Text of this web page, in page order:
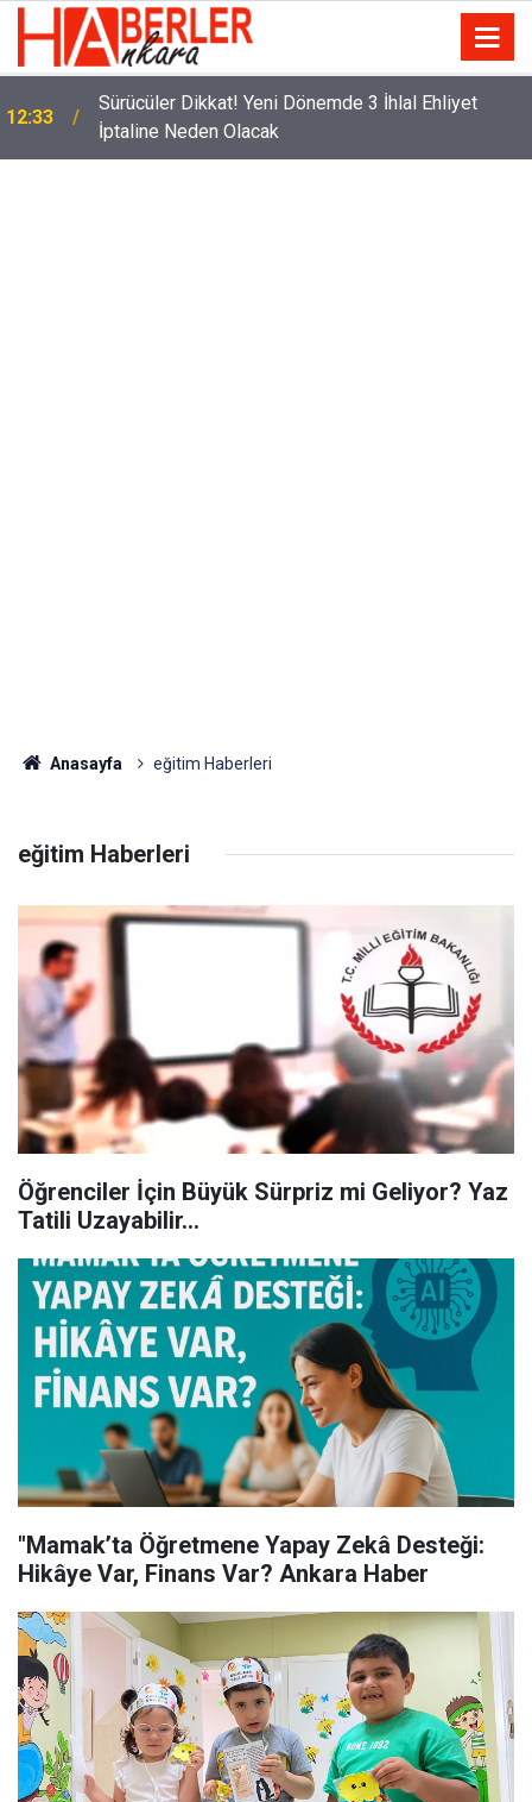
12:13
Eminevim, Katılımevim, Fuzulev ve Birevim İçin Yeni
Karar! Teslim Süresi Uzadı, Ödeme Kuralları Değişti
Anasayfa eğitim Haberleri
eğitim Haberleri
Öğrenciler İçin Büyük Sürpriz mi Geliyor? Yaz
Tatili Uzayabilir...
"Mamak’ta Öğretmene Yapay Zekâ Desteği:
Hikâye Var, Finans Var? Ankara Haber